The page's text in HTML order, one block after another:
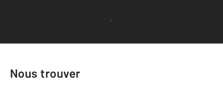
Voir tous les avis clients
Nous trouver